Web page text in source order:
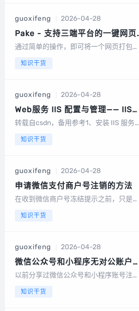
guoxifeng 2026-04-28
Pake - 支持三端平台的一键网页
打包桌面客户端程序
通过简单的操作，即可将一个网页打包成
程序，随用随卸，自由自在。一、Pake介
个系统，也就是...
知识干货
guoxifeng 2026-04-28
Web服务 IIS 配置与管理—— IIS
的安装与基本配置
转载自csdn，备用参考1、安装 IIS 服务器
选组件，默认情况下是没有安装的。1）打
功能的安装】，...
知识干货
guoxifeng 2026-04-28
申请微信支付商户号注销的方法
在收到微信商户号冻结提示之前，只是想
商户付款，打电话给腾讯客户服务说不能
请，想想一定有人遇到了这种情况，所以
分享给你...
知识干货
guoxifeng 2026-04-28
微信公众号和小程序无对公账户如
何注销？
以前分享过微信公众号和小程序账号注销
流程，肯定有很多朋友公司注销了，但没
知识干货